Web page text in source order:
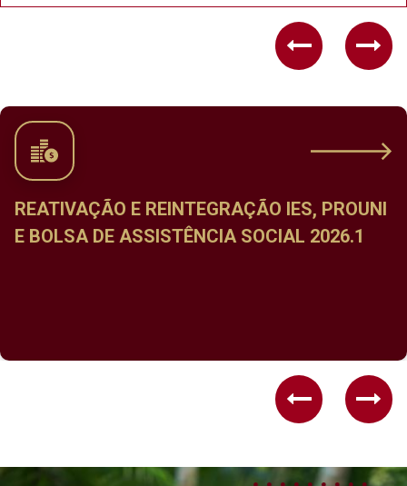
Previous
CALENDÁRIO DE MATRÍCULA NAS
DISCIPLINAS DO PERÍODO LETIVO
Previous